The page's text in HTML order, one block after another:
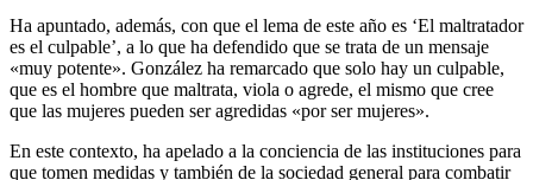
Ha apuntado, además, con que el lema de este año es ‘El maltratador
es el culpable’, a lo que ha defendido que se trata de un mensaje
«muy potente». González ha remarcado que solo hay un culpable,
que es el hombre que maltrata, viola o agrede, el mismo que cree
que las mujeres pueden ser agredidas «por ser mujeres».
En este contexto, ha apelado a la conciencia de las instituciones para
que tomen medidas y también de la sociedad general para combatir